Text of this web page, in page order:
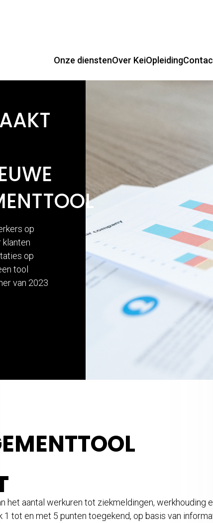
Onze dienstenOver KeiOpleiding
op
klanten
op
tool
van 2023
het aantal werkuren tot ziekmeldingen, werkhouding
tot en met 5 punten toegekend, op basis van